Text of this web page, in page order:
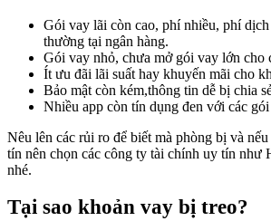
Gói vay lãi còn cao, phí nhiều, phí
thường tại ngân hàng.
Gói vay nhỏ, chưa mở gói vay lớn cho
Ít ưu đãi lãi suất hay khuyến mãi cho
Bảo mật còn kém,thông tin dễ bị chia
Nhiều app còn tín dụng đen với các
Nêu lên các rủi ro để biết mà phòng bị và
tín nên chọn các công ty tài chính uy tín như
nhé.
Tại sao khoản vay bị treo?